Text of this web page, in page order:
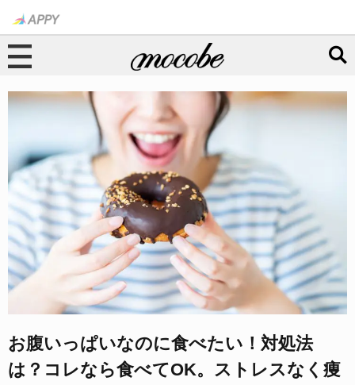
お腹いっぱいなのに食べたい！対処法
は？コレなら食べてOK。ストレスなく痩